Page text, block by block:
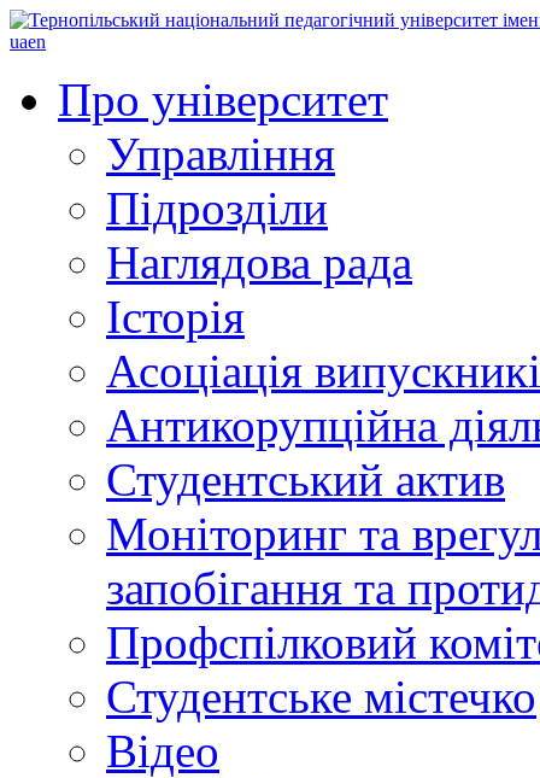
uaen
Про університет
Управління
Підрозділи
Наглядова рада
Історія
Асоціація
Антикорупційна
Студентський актив
Моніторинг та
запобігання та
Профспілковий
Студентське містечко
Відео